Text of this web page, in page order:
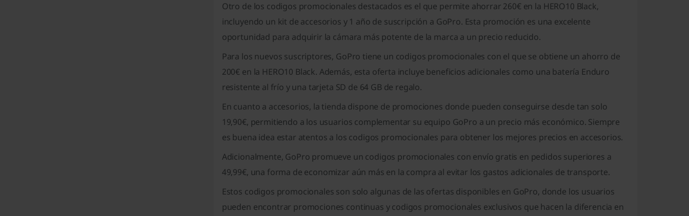
Otro de los codigos promocionales destacados es el que permite ahorrar 260€ en la HERO10 Black,
incluyendo un kit de accesorios y 1 año de suscripción a GoPro. Esta promoción es una excelente
oportunidad para adquirir la cámara más potente de la marca a un precio reducido.
Para los nuevos suscriptores, GoPro tiene un codigos promocionales con el que se obtiene un ahorro de
200€ en la HERO10 Black. Además, esta oferta incluye beneficios adicionales como una batería Enduro
resistente al frío y una tarjeta SD de 64 GB de regalo.
En cuanto a accesorios, la tienda dispone de promociones donde pueden conseguirse desde tan solo
19,90€, permitiendo a los usuarios complementar su equipo GoPro a un precio más económico. Siempre
es buena idea estar atentos a los codigos promocionales para obtener los mejores precios en accesorios.
Adicionalmente, GoPro promueve un codigos promocionales con envío gratis en pedidos superiores a
49,99€, una forma de economizar aún más en la compra al evitar los gastos adicionales de transporte.
Estos codigos promocionales son solo algunas de las ofertas disponibles en GoPro, donde los usuarios
pueden encontrar promociones continuas y codigos promocionales exclusivos que hacen la diferencia en